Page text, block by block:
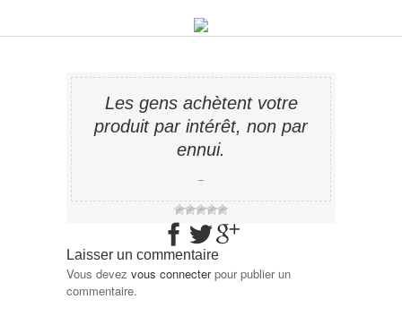
Les gens achètent votre
produit par intérêt, non par
ennui.
−
Laisser un commentaire
Vous devez vous connecterpour publier un
commentaire.